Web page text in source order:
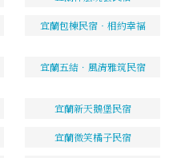
宜蘭包棟民宿‧相約幸福
宜蘭五結．風清雅筑民宿
宜蘭新天鵝堡民宿
宜蘭微笑橘子民宿